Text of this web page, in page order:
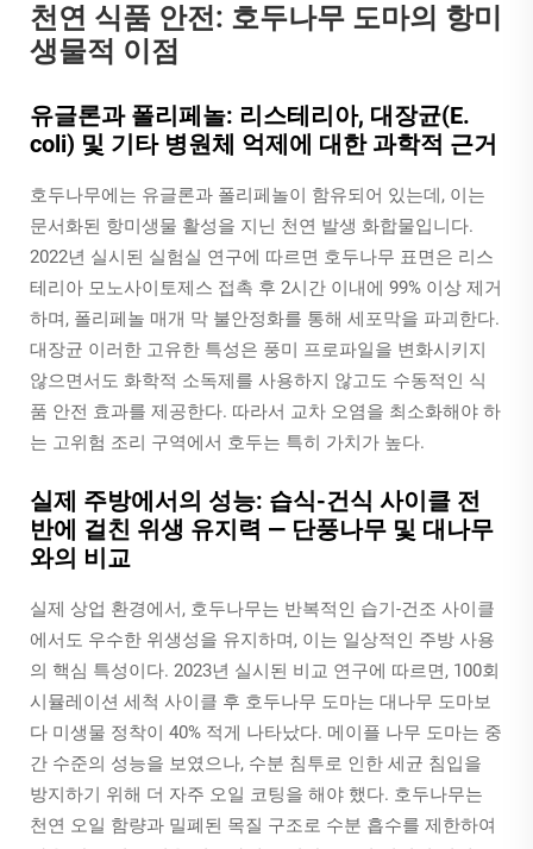
천연 식품 안전: 호두나무 도마의 항미
생물적 이점
유글론과 폴리페놀: 리스테리아, 대장균(E.
coli) 및 기타 병원체 억제에 대한 과학적 근거
호두나무에는 유글론과 폴리페놀이 함유되어 있는데, 이는
문서화된 항미생물 활성을 지닌 천연 발생 화합물입니다.
2022년 실시된 실험실 연구에 따르면 호두나무 표면은 리스
테리아 모노사이토제스 접촉 후 2시간 이내에 99% 이상 제거
하며, 폴리페놀 매개 막 불안정화를 통해 세포막을 파괴한다.
대장균 이러한 고유한 특성은 풍미 프로파일을 변화시키지
않으면서도 화학적 소독제를 사용하지 않고도 수동적인 식
품 안전 효과를 제공한다. 따라서 교차 오염을 최소화해야 하
는 고위험 조리 구역에서 호두는 특히 가치가 높다.
실제 주방에서의 성능: 습식-건식 사이클 전
반에 걸친 위생 유지력 — 단풍나무 및 대나무
와의 비교
실제 상업 환경에서, 호두나무는 반복적인 습기-건조 사이클
에서도 우수한 위생성을 유지하며, 이는 일상적인 주방 사용
의 핵심 특성이다. 2023년 실시된 비교 연구에 따르면, 100회
시뮬레이션 세척 사이클 후 호두나무 도마는 대나무 도마보
다 미생물 정착이 40% 적게 나타났다. 메이플 나무 도마는 중
간 수준의 성능을 보였으나, 수분 침투로 인한 세균 침입을
방지하기 위해 더 자주 오일 코팅을 해야 했다. 호두나무는
천연 오일 함량과 밀폐된 목질 구조로 수분 흡수를 제한하여